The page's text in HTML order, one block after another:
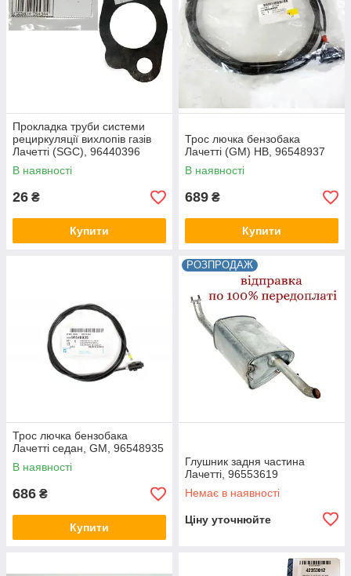
Прокладка труби системи
рециркуляції вихлопів газів
Лачетті (SGС), 96440396
В наявності
26 ₴
Купити
Трос лючка бензобака
Лачетті (GM) HB, 96548937
В наявності
689 ₴
Купити
Трос лючка бензобака
Лачетті седан, GM, 96548935
В наявності
686 ₴
Купити
РОЗПРОДАЖ
Глушник задня частина
Лачетті, 96553619
Немає в наявності
Ціну уточнюйте